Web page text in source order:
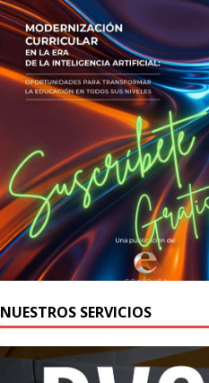
NUESTROS SERVICIOS